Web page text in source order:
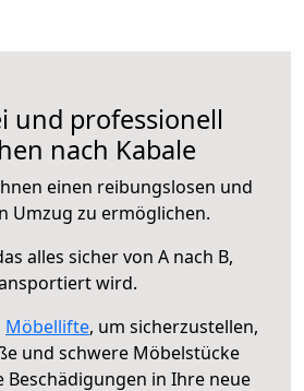
und professionell
nach Kabale
einen reibungslosen und
Umzug zu ermöglichen.
alles sicher von A nach B,
wird.
Möbellifte, um sicherzustellen,
und schwere Möbelstücke
Beschädigungen in Ihre neue